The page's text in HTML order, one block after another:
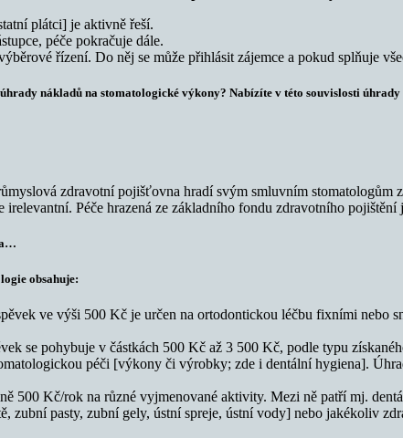
plátci] je aktivně řeší.
péče pokračuje dále.
řízení. Do něj se může přihlásit zájemce a pokud splňuje
nákladů na stomatologické výkony? Nabízíte v této souvislosti
zdravotní pojišťovna hradí svým smluvním stomatologům
Péče hrazená ze základního fondu zdravotního
obsahuje:
ve výši 500 Kč je určen na ortodontickou léčbu fixními nebo
se pohybuje v částkách 500 Kč až 3 500 Kč, podle typu
péči [výkony či výrobky; zde i dentální hygiena].
Kč/rok na různé vyjmenované aktivity. Mezi ně patří mj.
zubní pasty, zubní gely, ústní spreje, ústní vody] nebo jakékoliv